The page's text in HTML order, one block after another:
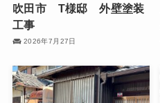
吹田市 T様邸 外壁塗装
工事
2026年7月27日